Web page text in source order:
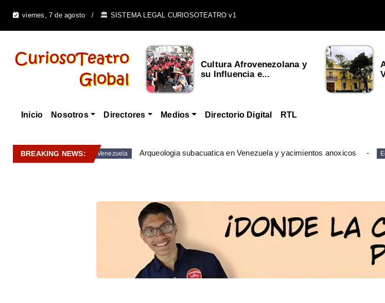
viernes, 7 de agosto 🏛️ SISTEMA LEGAL CURIOSOTEATRO v1
Cultura Afrovenezolana y
su Influencia e...
Inicio Nosotros Directores Medios Directorio Digital RTL
BREAKING NEWS: Venezuela Arqueologia subacuatica en Venezuela y yacimientos anoxicos